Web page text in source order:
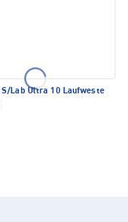
S/Lab Ultra 10 Laufweste